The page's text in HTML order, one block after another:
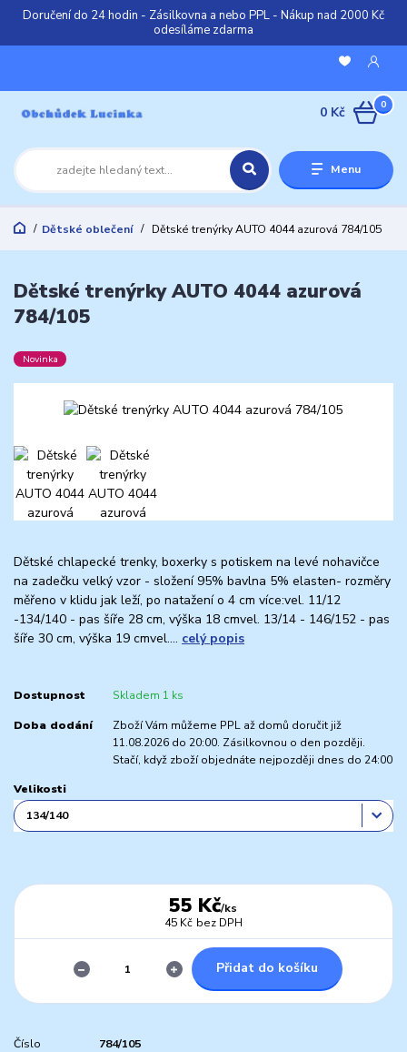
Doručení do 24 hodin - Zásilkovna a nebo PPL - Nákup nad 2000 Kč
odesíláme zdarma
Menu
0
0 Kč
Dětské oblečení Dětské trenýrky AUTO 4044 azurová 784/105
Dětské trenýrky AUTO 4044 azurová
784/105
Novinka
Dětské chlapecké trenky, boxerky s potiskem na levé nohavičce
na zadečku velký vzor - složení 95% bavlna 5% elasten- rozměry
měřeno v klidu jak leží, po natažení o 4 cm více:vel. 11/12
-134/140 - pas šíře 28 cm, výška 18 cmvel. 13/14 - 146/152 - pas
šíře 30 cm, výška 19 cmvel.... celý popis
Dostupnost Skladem 1 ks
Doba dodání
Zboží Vám můžeme PPL až domů doručit již
11.08.2026 do 20:00. Zásilkovnou o den později.
Stačí, když zboží objednáte nejpozději dnes do 24:00
Velikosti
55 Kč/ks
45 Kč bez DPH
Přidat do košíku
Číslo
784/105